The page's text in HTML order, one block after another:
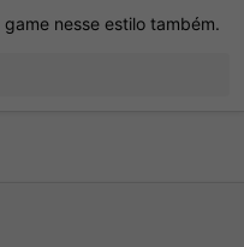
nesse estilo também.